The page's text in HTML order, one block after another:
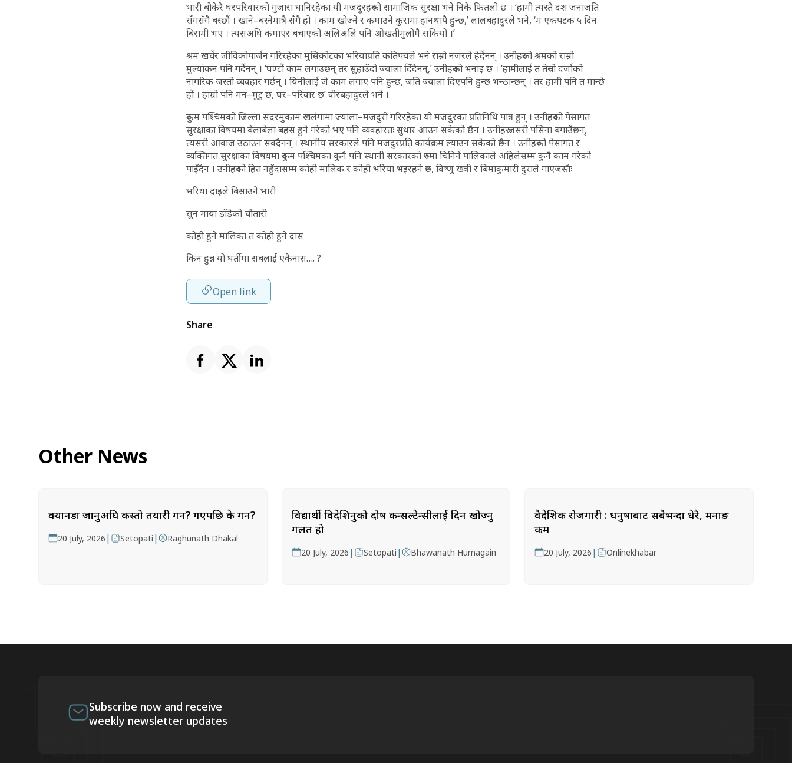
भारी बोकेरै घरपरिवारको गुजारा धानिरहेका यी मजदुरहरुको सामाजिक सुरक्षा भने निकै फितलो छ । ‘हामी त्यस्तै दश जनाजति
सँगसँगै बस्छौं । खाने–बस्नेमात्रै सँगै हो । काम खोज्ने र कमाउने कुरामा हानथापै हुन्छ,’ लालबहादुरले भने, ‘म एकपटक ५ दिन
बिरामी भए । त्यसअघि कमाएर बचाएको अलिअलि पनि ओखतीमुलोमै सकियो ।’
श्रम खर्चेर जीविकोपार्जन गरिरहेका मुसिकोटका भरियाप्रति कतिपयले भने राम्रो नजरले हेर्दैनन् । उनीहरुको श्रमको राम्रो
मुल्यांकन पनि गर्दैनन् । ‘घण्टौं काम लगाउछन् तर सुहाउँदो ज्याला दिँदैनन्,’ उनीहरुको भनाइ छ । ‘हामीलाई त तेस्रो दर्जाको
नागरिक जस्तो व्यवहार गर्छन् । यिनीलाई जे काम लगाए पनि हुन्छ, जति ज्याला दिएपनि हुन्छ भन्ठान्छन् । तर हामी पनि त मान्छे
हौं । हाम्रो पनि मन–मुटु छ, घर–परिवार छ’ वीरबहादुरले भने ।
रुकुम पश्चिमको जिल्ला सदरमुकाम खलंगामा ज्याला–मजदुरी गरिरहेका यी मजदुरका प्रतिनिधि पात्र हुन् । उनीहरुको पेसागत
सुरक्षाका विषयमा बेलाबेला बहस हुने गरेको भए पनि व्यवहारतः सुधार आउन सकेको छैन । उनीहरु जसरी पसिना बगाउँछन्,
त्यसरी आवाज उठाउन सक्दैनन् । स्थानीय सरकारले पनि मजदुरप्रति कार्यक्रम ल्याउन सकेको छैन । उनीहरुको पेसागत र
व्यक्तिगत सुरक्षाका विषयमा रुकुम पश्चिमका कुनै पनि स्थानी सरकारको रुपमा चिनिने पालिकाले अहिलेसम्म कुनै काम गरेको
पाइँदैन । उनीहरुको हित नहुँदासम्म कोही मालिक र कोही भरिया भइरहने छ, विष्णु खत्री र बिमाकुमारी दुराले गाएजस्तैः
भरिया दाइले बिसाउने भारी
सुन माया डाँडैको चौतारी
कोही हुने मालिका त कोही हुने दास
किन हुन्न यो धर्तीमा सबलाई एकैनास…. ?
Open link
Share
Other News
क्यानडा जानुअघि कस्तो तयारी गर्ने? गएपछि के गर्ने?
20 July, 2026 | Setopati | Raghunath Dhakal
विद्यार्थी विदेशिनुको दोष कन्सल्टेन्सीलाई दिन खोज्नु
गलत हो
20 July, 2026 | Setopati | Bhawanath Humagain
वैदेशिक रोजगारी : धनुषाबाट सबैभन्दा धेरै, मनाङ
कम
20 July, 2026 | Onlinekhabar
Subscribe now and receive
weekly newsletter updates